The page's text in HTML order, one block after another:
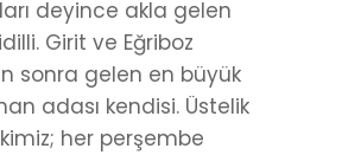
deyince akla gelen
Girit ve Eğriboz
sonra gelen en büyük
adası kendisi. Üstelik
her perşembe